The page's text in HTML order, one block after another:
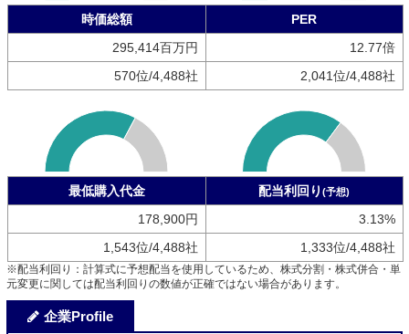
時価総額
PER
295,414百万円
12.77倍
570位/4,488社
2,041位/4,488社
最低購入代金 配当利回り (予想)
178,900円
3.13%
1,543位/4,488社
1,333位/4,488社
※配当利回り：計算式に予想配当を使用しているため、株式分割・株式併合・単
元変更に関しては配当利回りの数値が正確ではない場合があります。
企業Profile